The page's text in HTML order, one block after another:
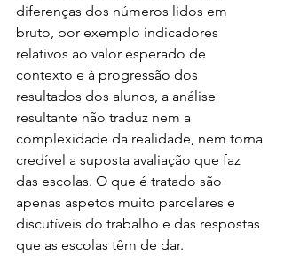
diferenças dos números lidos em
bruto, por exemplo indicadores
relativos ao valor esperado de
contexto e à progressão dos
resultados dos alunos, a análise
resultante não traduz nem a
complexidade da realidade, nem torna
credível a suposta avaliação que faz
das escolas. O que é tratado são
apenas aspetos muito parcelares e
discutíveis do trabalho e das respostas
que as escolas têm de dar.